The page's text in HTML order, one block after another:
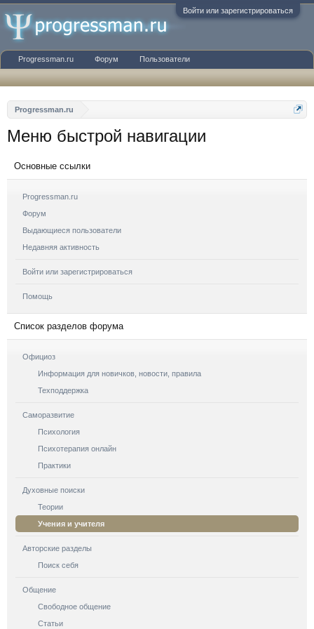
Войти или зарегистрироваться
Progressman.ru
Меню быстрой навигации
Основные ссылки
Progressman.ru
Форум
Выдающиеся пользователи
Недавняя активность
Войти или зарегистрироваться
Помощь
Список разделов форума
Официоз
Информация для новичков, новости, правила
Техподдержка
Саморазвитие
Психология
Психотерапия онлайн
Практики
Духовные поиски
Теории
Учения и учителя
Авторские разделы
Поиск себя
Общение
Свободное общение
Статьи
Progressman.ru Форум Пользователи